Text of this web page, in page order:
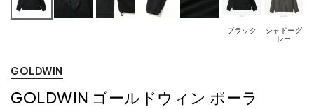
ブラック
シャドーグ
レー
GOLDWIN
GOLDWIN ゴールドウィン ポーラ